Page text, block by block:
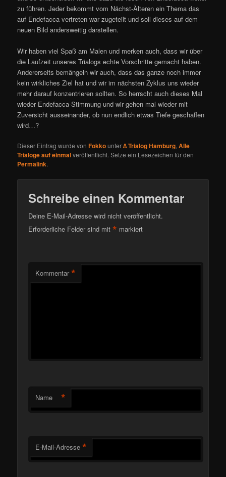
zu führen. Jeder bekommt vom Nächst-Älteren ein Thema das
auf Endefacca vertreten war zugeteilt und soll dieses auf dem
neuen Bild andersweitig darstellen.
Wir haben viel Spaß am Malen und merken auch, dass wir über
die Laufzeit unseres Trialogs echte Vorschritte gemacht haben.
Andererseits bemängeln wir auch, dass das ganze noch immer
kein wirkliches Ziel hat und wir im nächsten Zyklus uns wieder
mehr darauf konzentrieren sollten. So herrscht auch dieses Mal
wieder Endefacca-Stimmung und wir gehen mal wieder mit
Zuversicht ausseinander, ob nun endlich etwas Tiefe geschaffen
wird…?
Dieser Eintrag wurde vonFokkounter∆ Trialog Hamburg,Alle
Trialoge auf einmalveröffentlicht. Setze ein Lesezeichen für den
Permalink.
Schreibe einen Kommentar
Deine E-Mail-Adresse wird nicht veröffentlicht.
Erforderliche Felder sind mit* markiert
Kommentar *
Name *
E-Mail-Adresse *